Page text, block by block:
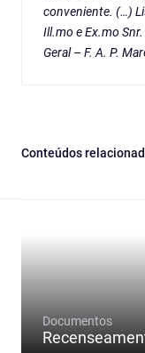
conveniente. (…)
Ill.mo e Ex.mo
Geral – F. A. P.
Conteúdos
Documentos